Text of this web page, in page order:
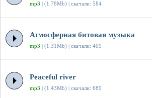
mp3 | (1.78Mb) | скачали: 584
Атмосферная битовая музыка
mp3 | (1.31Mb) | скачали: 409
Peaceful river
mp3 | (1.43Mb) | скачали: 689